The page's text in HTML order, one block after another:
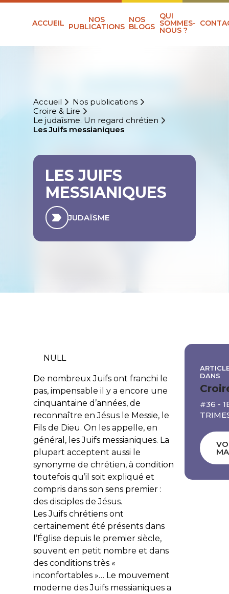
ACCUEIL NOS
PUBLICATIONS
NOS
BLOGS
QUI
SOMMES-
NOUS ?
Accueil
Nos publications
Croire & Lire
Le judaïsme. Un regard chrétien
Les Juifs messianiques
LES JUIFS
MESSIANIQUES
JUDAÏSME
NULL
De nombreux Juifs ont franchi le
pas, impensable il y a encore une
cinquantaine d’années, de
reconnaître en Jésus le Messie, le
Fils de Dieu. On les appelle, en
général, les Juifs messianiques. La
plupart acceptent aussi le
synonyme de chrétien, à condition
toutefois qu’il soit expliqué et
compris dans son sens premier :
des disciples de Jésus.
Les Juifs chrétiens ont
certainement été présents dans
l’Église depuis le premier siècle,
souvent en petit nombre et dans
des conditions très «
inconfortables »… Le mouvement
moderne des Juifs messianiques a
DANS
#36 -